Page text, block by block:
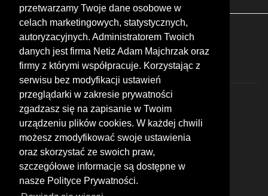
przetwarzamy Twoje dane osobowe w
celach marketingowych, statystycznych,
autoryzacyjnych. Administratorem Twoich
danych jest firma Netiz Adam Majchrzak oraz
firmy z którymi współpracuje. Korzystając z
serwisu bez modyfikacji ustawień
przeglądarki w zakresie prywatności
zgadzasz się na zapisanie w Twoim
urządzeniu plików cookies. W każdej chwili
możesz zmodyfikować swoje ustawienia
oraz skorzystać ze swoich praw,
szczegółowe informacje są dostępne w
nasze Polityce Prywatności.
FOLLOW US
© 2026 by MotoWhizzer.com
All rights reserved.
KONTAKT
ul. Chopina 16, I piętro